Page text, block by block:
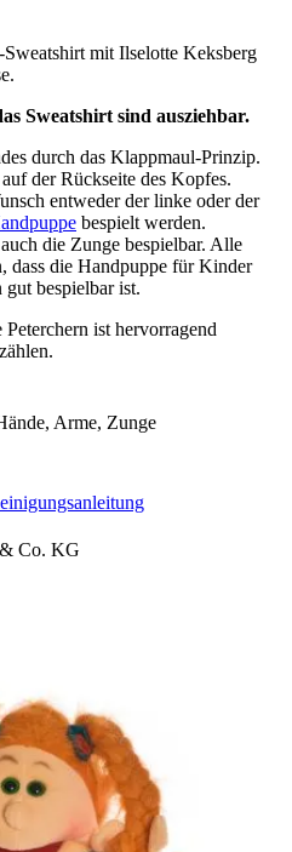
mit Ilselotte Keksberg
Sweatshirt sind ausziehbar.
durch das Klappmaul-Prinzip.
der Rückseite des Kopfes.
entweder der linke oder der
bespielt werden.
die Zunge bespielbar. Alle
dass die Handpuppe für Kinder
bespielbar ist.
ist hervorragend
Arme, Zunge
Co. KG